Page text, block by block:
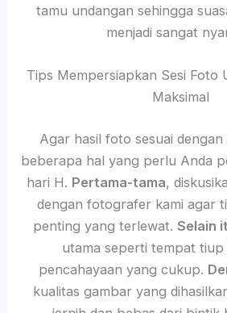
tamu undangan sehingga
menjadi sangat
Tips Mempersiapkan Sesi Foto
Maksimal
Agar hasil foto sesuai dengan
beberapa hal yang perlu Anda
hari H. Pertama-tama,
dengan fotografer kami agar
penting yang terlewat. Selain
utama seperti tempat tiup
pencahayaan yang cukup.
kualitas gambar yang